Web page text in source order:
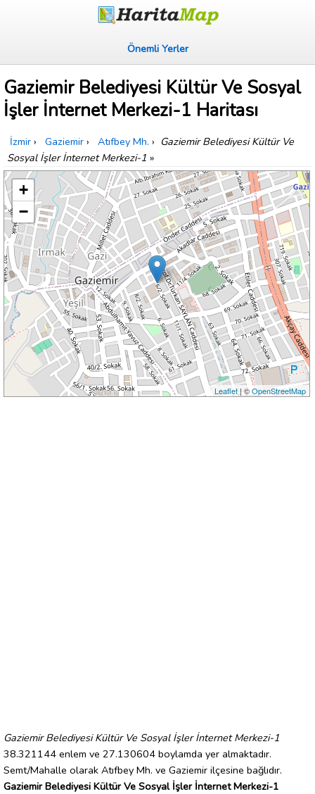
Önemli Yerler
Gaziemir Belediyesi Kültür Ve Sosyal
İşler İnternet Merkezi-1 Haritası
İzmir › Gaziemir › Atıfbey Mh. › Gaziemir Belediyesi Kültür Ve
Sosyal İşler İnternet Merkezi-1 »
+
−
Leaflet| ©OpenStreetMap
Gaziemir Belediyesi Kültür Ve Sosyal İşler İnternet Merkezi-1
38.321144 enlem ve 27.130604 boylamda yer almaktadır.
Semt/Mahalle olarak Atıfbey Mh. ve Gaziemir ilçesine bağlıdır.
Gaziemir Belediyesi Kültür Ve Sosyal İşler İnternet Merkezi-1